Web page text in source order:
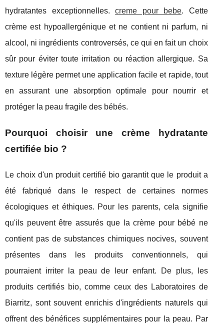
hydratantes exceptionnelles.creme pour bebe. Cette
crème est hypoallergénique et ne contient ni parfum, ni
alcool, ni ingrédients controversés, ce qui en fait un choix
sûr pour éviter toute irritation ou réaction allergique. Sa
texture légère permet une application facile et rapide, tout
en assurant une absorption optimale pour nourrir et
protéger la peau fragile des bébés.
Pourquoi choisir une crème hydratante
certifiée bio ?
Le choix d'un produit certifié bio garantit que le produit a
été fabriqué dans le respect de certaines normes
écologiques et éthiques. Pour les parents, cela signifie
qu'ils peuvent être assurés que la crème pour bébé ne
contient pas de substances chimiques nocives, souvent
présentes dans les produits conventionnels, qui
pourraient irriter la peau de leur enfant. De plus, les
produits certifiés bio, comme ceux des Laboratoires de
Biarritz, sont souvent enrichis d'ingrédients naturels qui
offrent des bénéfices supplémentaires pour la peau. Par